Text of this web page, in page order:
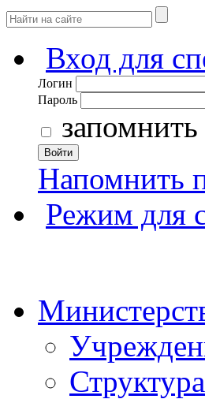
Вход для
Логин
Пароль
Войти
Напомнить
Режим для